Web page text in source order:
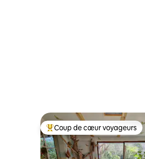
Coups de cœur voyageurs
Coup de cœur voyageurs